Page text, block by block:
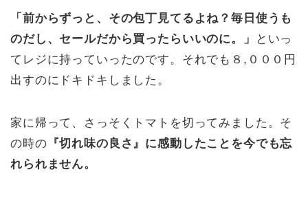
「前からずっと、その包丁見てるよね？毎日使うも
のだし、セールだから買ったらいいのに。」
といっ
てレジに持っていったのです。それでも８,０００円
出すのにドキドキしました。
家に帰って、さっそくトマトを切ってみました。そ
の時の 『切れ味の良さ』に感動したことを今でも忘
れられません。